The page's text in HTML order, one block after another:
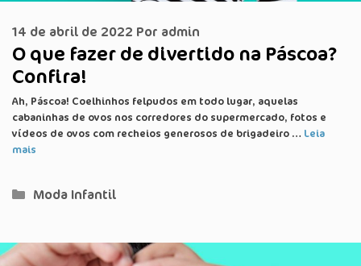
O que fazer de divertido na Páscoa?
Confira!
14 de abril de 2022 Por admin
Ah, Páscoa! Coelhinhos felpudos em todo lugar, aquelas
cabaninhas de ovos nos corredores do supermercado, fotos e
vídeos de ovos com recheios generosos de brigadeiro … Leia
mais
Categorias
Moda Infantil